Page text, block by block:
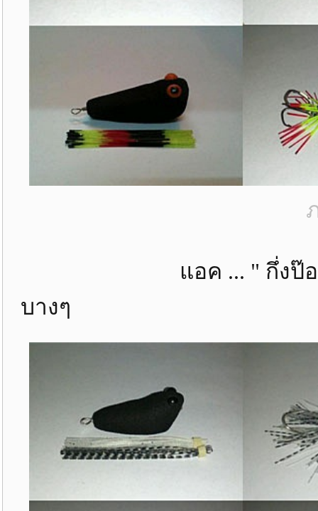
แอค ... " กึ่งป๊อป 3 ทา
บางๆ